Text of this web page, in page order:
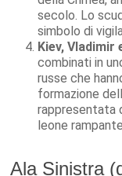
secolo. Lo
simbolo di
Kiev, Vladimir
combinati in
russe che
formazione
rappresentata
leone
Ala Sinistra